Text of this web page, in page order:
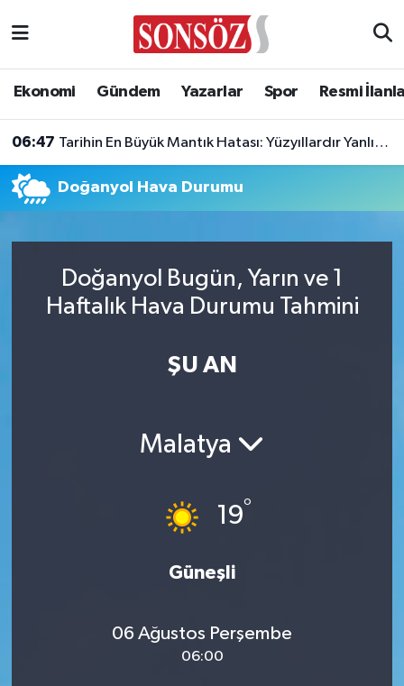
Ekonomi Gündem Yazarlar Spor Resmi
06:47 Tarihin En Büyük Mantık Hatası: Yüzyıllardır Yanlış Biliyoruz!
Doğanyol Hava Durumu
Doğanyol Bugün, Yarın ve 1
Haftalık Hava Durumu Tahmini
ŞU AN
Malatya
19°
Güneşli
06 Ağustos Perşembe
06:00
Asayiş
Diğer
Ankara Nöbetçi Eczaneler
Tüm Manşetler